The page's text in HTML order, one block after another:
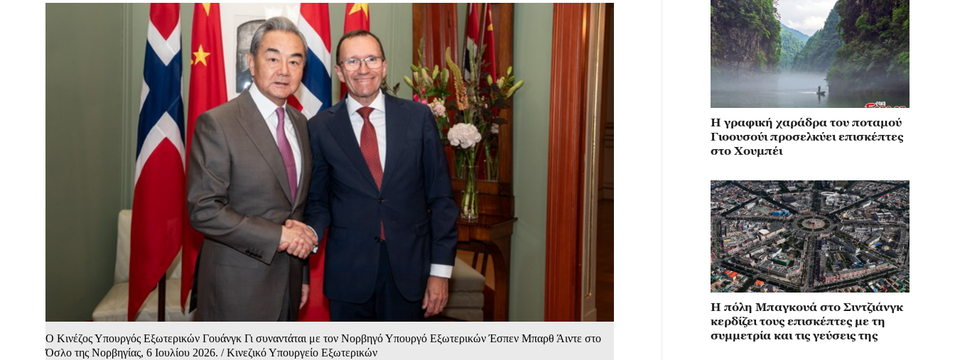
Ο Κινέζος Υπουργός Εξωτερικών Γουάνγκ Γι συναντάται με τον Νορβηγό Υπουργό Εξωτερικών Έσπεν Μπαρθ Άιντε στο
Όσλο της Νορβηγίας, 6 Ιουλίου 2026. / Κινεζικό Υπουργείο Εξωτερικών
Η γραφική χαράδρα του ποταμού
Γιοουσούι προσελκύει επισκέπτες
στο Χουμπέι
Η πόλη Μπαγκουά στο Σιντζιάνγκ
κερδίζει τους επισκέπτες με τη
συμμετρία και τις γεύσεις της